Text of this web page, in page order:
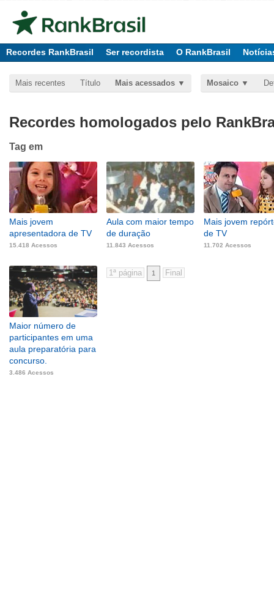
Recordes RankBrasil Ser recordista O RankBrasil
Mais recentes Título Mais acessados Mosaico
Recordes homologados pelo
Tag em
Mais jovem
apresentadora de TV
15.418 Acessos
Aula com maior tempo
de duração
11.843 Acessos
Mais jovem
de TV
11.702 Acessos
Maior número de
participantes em uma
aula preparatória para
concurso.
3.486 Acessos
1